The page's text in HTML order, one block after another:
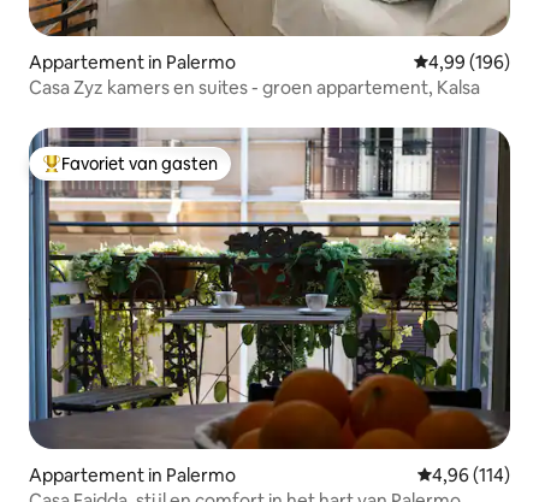
Appartement in Palermo Gemiddelde
4,99 (196)
Casa Zyz kamers en suites - groen appartement, Kalsa
Topfavoriet van gasten
Favoriet van gasten
Appartement in Palermo Gemiddelde
4,96 (114)